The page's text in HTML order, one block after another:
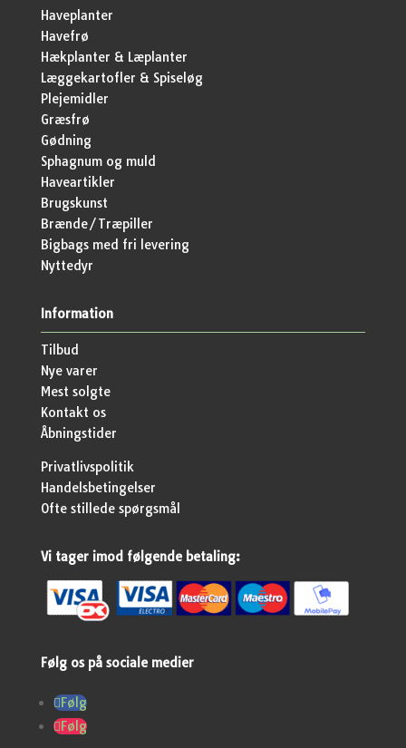
Haveplanter
Havefrø
Hækplanter & Læplanter
Læggekartofler & Spiseløg
Plejemidler
Græsfrø
Gødning
Sphagnum og muld
Haveartikler
Brugskunst
Brænde/Træpiller
Bigbags med fri levering
Nyttedyr
Information
Tilbud
Nye varer
Mest solgte
Kontakt os
Åbningstider
Privatlivspolitik
Handelsbetingelser
Ofte stillede spørgsmål
Vi tager imod følgende betaling:
Følg os på sociale medier
Følg
Følg